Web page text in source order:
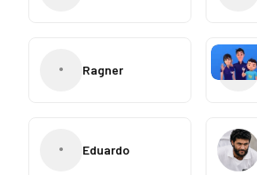
• Ragner •
• Eduardo